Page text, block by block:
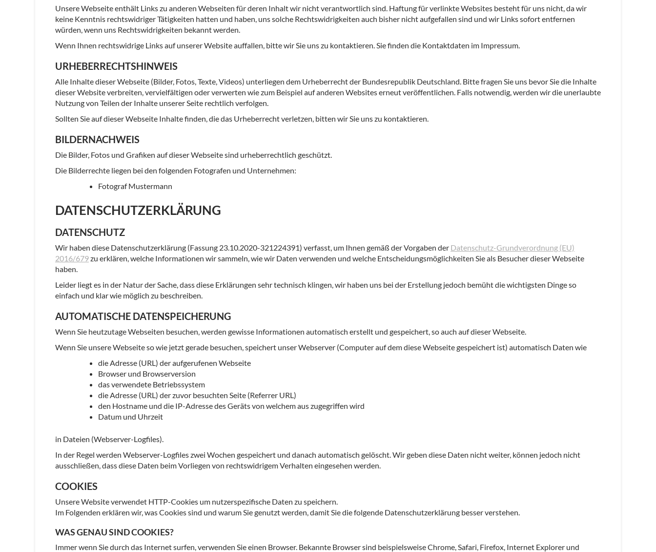
Unsere Webseite enthält Links zu anderen Webseiten für deren Inhalt wir nicht verantwortlich sind. Haftung für verlinkte Websites besteht für uns nicht, da wir
keine Kenntnis rechtswidriger Tätigkeiten hatten und haben, uns solche Rechtswidrigkeiten auch bisher nicht aufgefallen sind und wir Links sofort entfernen
würden, wenn uns Rechtswidrigkeiten bekannt werden.
Wenn Ihnen rechtswidrige Links auf unserer Website auffallen, bitte wir Sie uns zu kontaktieren. Sie finden die Kontaktdaten im Impressum.
URHEBERRECHTSHINWEIS
Alle Inhalte dieser Webseite (Bilder, Fotos, Texte, Videos) unterliegen dem Urheberrecht der Bundesrepublik Deutschland. Bitte fragen Sie uns bevor Sie die Inhalte
dieser Website verbreiten, vervielfältigen oder verwerten wie zum Beispiel auf anderen Websites erneut veröffentlichen. Falls notwendig, werden wir die unerlaubte
Nutzung von Teilen der Inhalte unserer Seite rechtlich verfolgen.
Sollten Sie auf dieser Webseite Inhalte finden, die das Urheberrecht verletzen, bitten wir Sie uns zu kontaktieren.
BILDERNACHWEIS
Die Bilder, Fotos und Grafiken auf dieser Webseite sind urheberrechtlich geschützt.
Die Bilderrechte liegen bei den folgenden Fotografen und Unternehmen:
Fotograf Mustermann
DATENSCHUTZERKLÄRUNG
DATENSCHUTZ
Wir haben diese Datenschutzerklärung (Fassung 23.10.2020-321224391) verfasst, um Ihnen gemäß der Vorgaben der Datenschutz-Grundverordnung (EU)
2016/679zu erklären, welche Informationen wir sammeln, wie wir Daten verwenden und welche Entscheidungsmöglichkeiten Sie als Besucher dieser Webseite
haben.
Leider liegt es in der Natur der Sache, dass diese Erklärungen sehr technisch klingen, wir haben uns bei der Erstellung jedoch bemüht die wichtigsten Dinge so
einfach und klar wie möglich zu beschreiben.
AUTOMATISCHE DATENSPEICHERUNG
Wenn Sie heutzutage Webseiten besuchen, werden gewisse Informationen automatisch erstellt und gespeichert, so auch auf dieser Webseite.
Wenn Sie unsere Webseite so wie jetzt gerade besuchen, speichert unser Webserver (Computer auf dem diese Webseite gespeichert ist) automatisch Daten wie
die Adresse (URL) der aufgerufenen Webseite
Browser und Browserversion
das verwendete Betriebssystem
die Adresse (URL) der zuvor besuchten Seite (Referrer URL)
den Hostname und die IP-Adresse des Geräts von welchem aus zugegriffen wird
Datum und Uhrzeit
in Dateien (Webserver-Logfiles).
In der Regel werden Webserver-Logfiles zwei Wochen gespeichert und danach automatisch gelöscht. Wir geben diese Daten nicht weiter, können jedoch nicht
ausschließen, dass diese Daten beim Vorliegen von rechtswidrigem Verhalten eingesehen werden.
COOKIES
Unsere Website verwendet HTTP-Cookies um nutzerspezifische Daten zu speichern.
Im Folgenden erklären wir, was Cookies sind und warum Sie genutzt werden, damit Sie die folgende Datenschutzerklärung besser verstehen.
WAS GENAU SIND COOKIES?
Immer wenn Sie durch das Internet surfen, verwenden Sie einen Browser. Bekannte Browser sind beispielsweise Chrome, Safari, Firefox, Internet Explorer und